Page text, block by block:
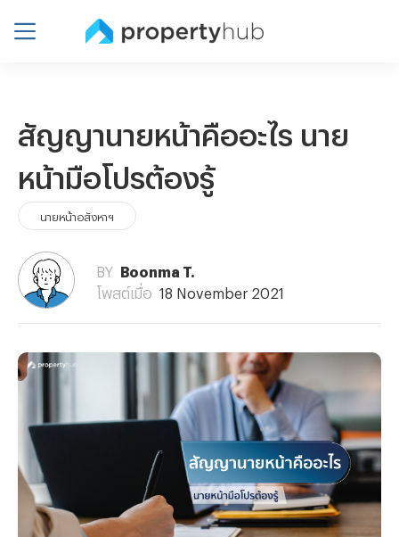
สัญญานายหน้าคืออะไร นาย
หน้ามือโปรต้องรู้
นายหน้าอสังหาฯ
BY
Boonma T.
โพสต์เมื่อ
18 November 2021